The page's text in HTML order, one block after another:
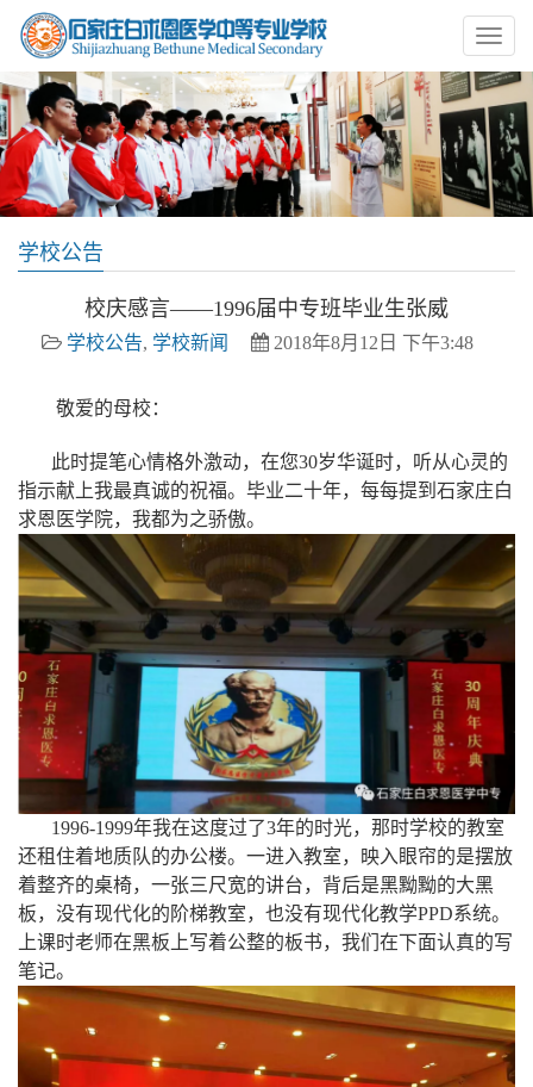
学校公告
校庆感言——1996届中专班毕业生张威
学校公告, 学校新闻 2018年8月12日 下午3:48
敬爱的母校：
此时提笔心情格外激动，在您30岁华诞时，听从心灵的
指示献上我最真诚的祝福。毕业二十年，每每提到石家庄白
求恩医学院，我都为之骄傲。
1996-1999年我在这度过了3年的时光，那时学校的教室
还租住着地质队的办公楼。一进入教室，映入眼帘的是摆放
着整齐的桌椅，一张三尺宽的讲台，背后是黑黝黝的大黑
板，没有现代化的阶梯教室，也没有现代化教学PPD系统。
上课时老师在黑板上写着公整的板书，我们在下面认真的写
笔记。